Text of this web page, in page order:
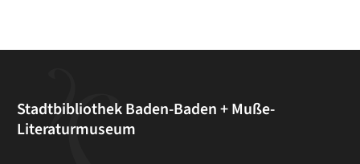
Stadtbibliothek Baden-Baden + Muße-
Literaturmuseum